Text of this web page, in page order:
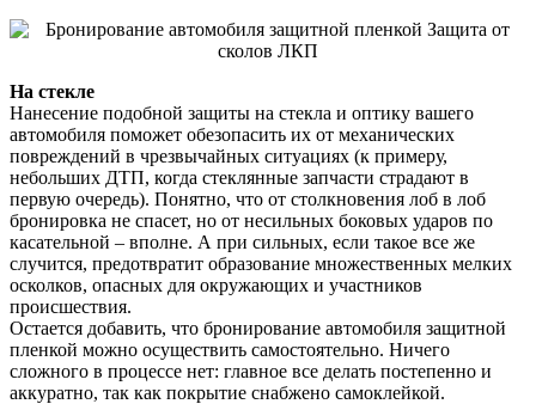
На стекле
Нанесение подобной защиты на стекла и оптику вашего
автомобиля поможет обезопасить их от механических
повреждений в чрезвычайных ситуациях (к примеру,
небольших ДТП, когда стеклянные запчасти страдают в
первую очередь). Понятно, что от столкновения лоб в лоб
бронировка не спасет, но от несильных боковых ударов по
касательной – вполне. А при сильных, если такое все же
случится, предотвратит образование множественных мелких
осколков, опасных для окружающих и участников
происшествия.
Остается добавить, что бронирование автомобиля защитной
пленкой можно осуществить самостоятельно. Ничего
сложного в процессе нет: главное все делать постепенно и
аккуратно, так как покрытие снабжено самоклейкой.